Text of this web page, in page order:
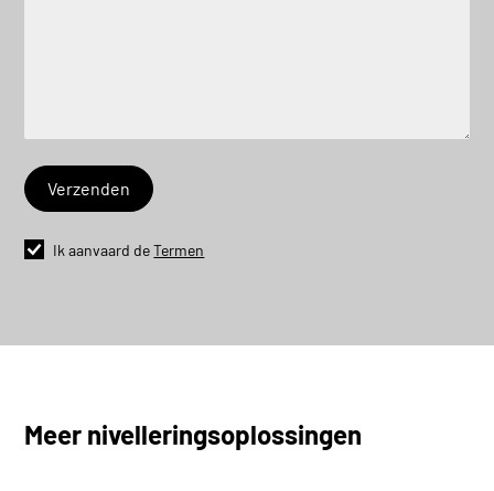
Ik aanvaard deTermen
Meer nivelleringsoplossingen